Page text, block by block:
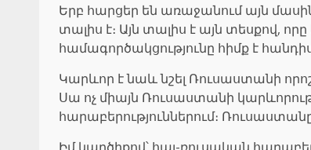
Երբ հարցեր են առաջանում այն
տալիս է։ Այն տալիս է այն տեսքով,
համագործակցությունը հիմք է
Կարևոր է նաև նշել Ռուսաստանի
Սա ոչ միայն Ռուսաստանի
հարաբերություններում։